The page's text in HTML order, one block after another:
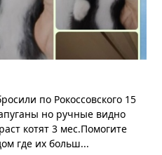
по Рокоссовского 15
но ручные видно
котят 3 мес.Помогите
где их больш...